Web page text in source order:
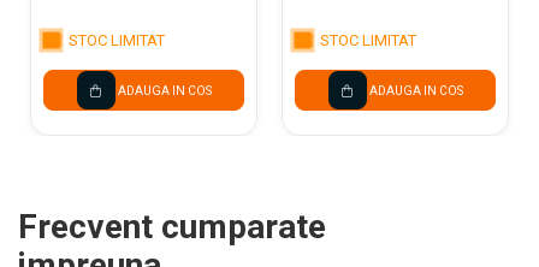
STOC LIMITAT
ADAUGA IN COS
STOC LIMITAT
ADAUGA IN COS
Frecvent cumparate